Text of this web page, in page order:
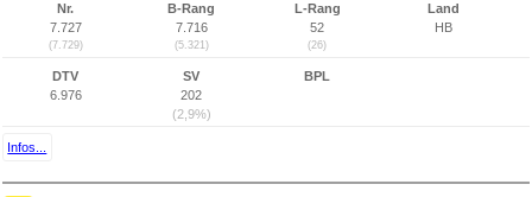
Nr.
7.727
(7.729)
B-Rang
7.716
(5.321)
L-Rang
52
(26)
Land
HB
DTV
6.976
SV
202
(2,9%)
BPL
Infos...